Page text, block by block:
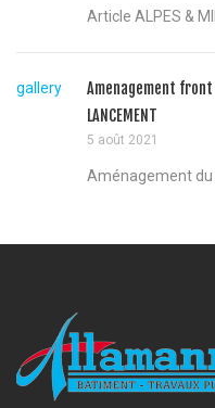
Article ALPES &
gallery
Amenagement
LANCEMENT
5 août 2021
Aménagement du